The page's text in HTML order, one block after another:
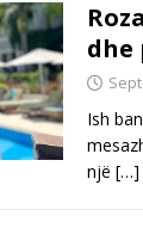
dhe
Ish
një […]